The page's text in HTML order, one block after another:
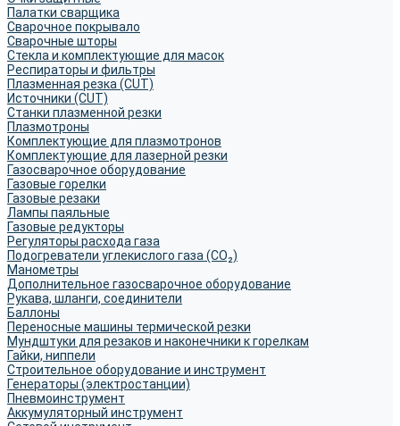
Палатки сварщика
Сварочное покрывало
Сварочные шторы
Стекла и комплектующие для масок
Респираторы и фильтры
Плазменная резка (CUT)
Источники (CUT)
Станки плазменной резки
Плазмотроны
Комплектующие для плазмотронов
Комплектующие для лазерной резки
Газосварочное оборудование
Газовые горелки
Газовые резаки
Лампы паяльные
Газовые редукторы
Регуляторы расхода газа
Подогреватели углекислого газа (CO₂)
Манометры
Дополнительное газосварочное оборудование
Рукава, шланги, соединители
Баллоны
Переносные машины термической резки
Мундштуки для резаков и наконечники к горелкам
Гайки, ниппели
Строительное оборудование и инструмент
Генераторы (электростанции)
Пневмоинструмент
Аккумуляторный инструмент